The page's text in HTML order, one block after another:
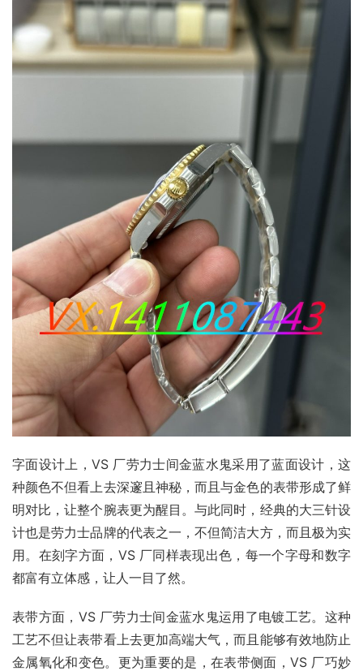
字面设计上，VS 厂劳力士间金蓝水鬼采用了蓝面设计，这
种颜色不但看上去深邃且神秘，而且与金色的表带形成了鲜
明对比，让整个腕表更为醒目。与此同时，经典的大三针设
计也是劳力士品牌的代表之一，不但简洁大方，而且极为实
用。在刻字方面，VS 厂同样表现出色，每一个字母和数字
都富有立体感，让人一目了然。
表带方面，VS 厂劳力士间金蓝水鬼运用了电镀工艺。这种
工艺不但让表带看上去更加高端大气，而且能够有效地防止
金属氧化和变色。更为重要的是，在表带侧面，VS 厂巧妙